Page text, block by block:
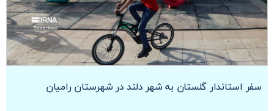
سفر استاندار گلستان به شهر دلند در شهرستان رامیان